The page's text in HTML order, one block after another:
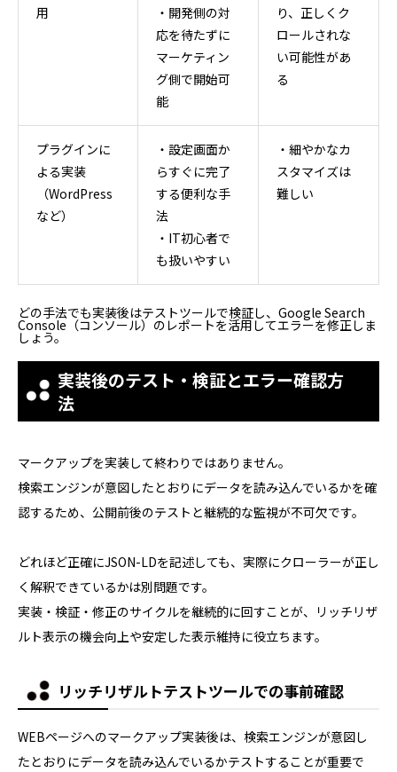
用
・開発側の対
応を待たずに
マーケティン
グ側で開始可
能
り、正しくク
ロールされな
い可能性があ
る
プラグインに
よる実装
（WordPress
など）
・設定画面か
らすぐに完了
する便利な手
法
・IT初心者で
も扱いやすい
・細やかなカ
スタマイズは
難しい
どの手法でも実装後はテストツールで検証し、Google Search
Console（コンソール）のレポートを活用してエラーを修正しま
しょう。
実装後のテスト・検証とエラー確認方
法
マークアップを実装して終わりではありません。
検索エンジンが意図したとおりにデータを読み込んでいるかを確
認するため、公開前後のテストと継続的な監視が不可欠です。
どれほど正確にJSON-LDを記述しても、実際にクローラーが正し
く解釈できているかは別問題です。
実装・検証・修正のサイクルを継続的に回すことが、リッチリザ
ルト表示の機会向上や安定した表示維持に役立ちます。
リッチリザルトテストツールでの事前確認
WEBページへのマークアップ実装後は、検索エンジンが意図し
たとおりにデータを読み込んでいるかテストすることが重要で